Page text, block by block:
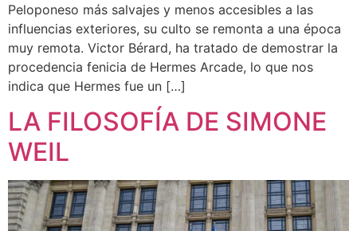
Peloponeso más salvajes y menos accesibles a las
influencias exteriores, su culto se remonta a una época
muy remota. Victor Bérard, ha tratado de demostrar la
procedencia fenicia de Hermes Arcade, lo que nos
indica que Hermes fue un […]
LA FILOSOFÍA DE SIMONE
WEIL